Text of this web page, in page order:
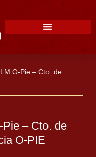
O-Pie – Cto. de
Pie – Cto. de
O-PIE